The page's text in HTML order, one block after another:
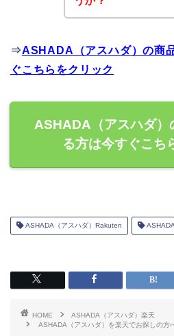
⇒ASHADA（アスハダ）の商
ぐこちらをクリック
ASHADA（アスハダ）
る方は今すぐこち
ASHADA（アスハダ）Rakuten
HOME
ASHADA（アスハダ）楽天
ASHADA（アスハダ）を楽天でお探しの方